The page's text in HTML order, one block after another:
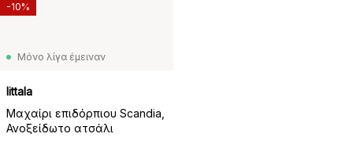
Μόνο λίγα έμειναν
Iittala
Μαχαίρι επιδόρπιου Scandia,
Ανοξείδωτο ατσάλι
-10%